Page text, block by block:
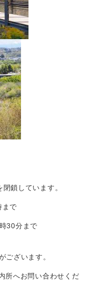
鎖しています。
で
30分まで
ございます。
所へお問い合わせくだ